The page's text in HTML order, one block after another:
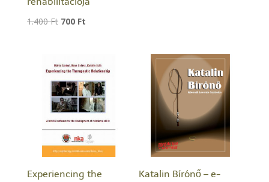
1.400Ft Original
1.400 Ft.
700 FtCurrent
700 Ft.
Experiencing the
Katalin Bírónő – e-